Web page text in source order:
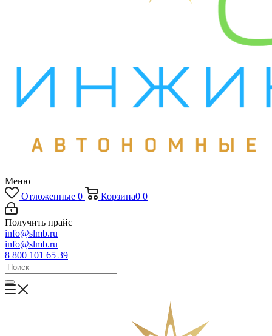
Меню
Отложенные 0 Корзина0 0
Получить прайс
info@slmb.ru
info@slmb.ru
8 800 101 65 39